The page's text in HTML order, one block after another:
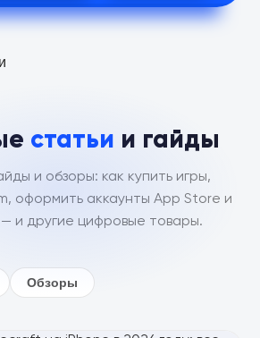
статьи и гайды
и обзоры: как купить игры,
оформить аккаунты App Store и
и другие цифровые товары.
Обзоры